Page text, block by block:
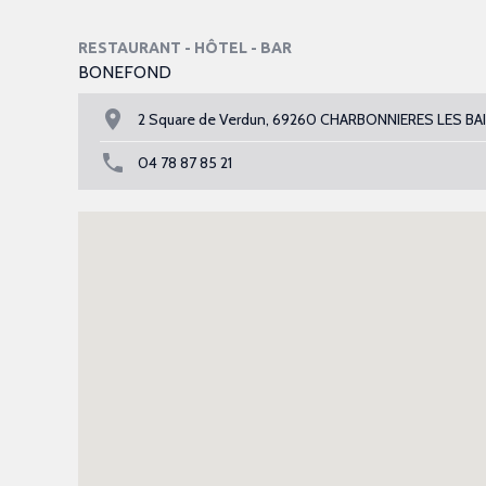
RESTAURANT - HÔTEL - BAR
BONEFOND
2 Square de Verdun, 69260 CHARBONNIERES LES
04 78 87 85 21